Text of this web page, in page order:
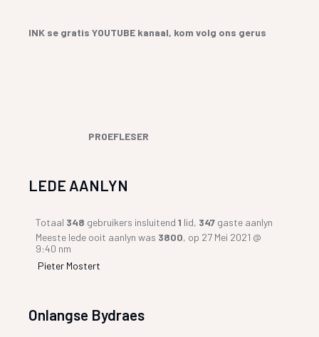
INK se gratis YOUTUBE kanaal, kom volg ons gerus
PROEFLESER
LEDE AANLYN
Totaal 348 gebruikers insluitend1 lid, 347 gaste aanlyn
Meeste lede ooit aanlyn was 3800, op 27 Mei 2021 @
9:40 nm
Pieter Mostert
Onlangse Bydraes